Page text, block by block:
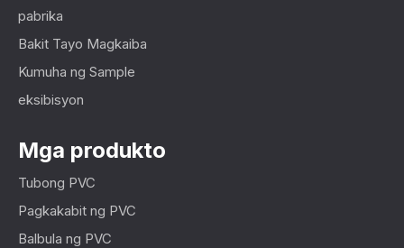
pabrika
Bakit Tayo Magkaiba
Kumuha ng Sample
eksibisyon
Mga produkto
Tubong PVC
Pagkakabit ng PVC
Balbula ng PVC